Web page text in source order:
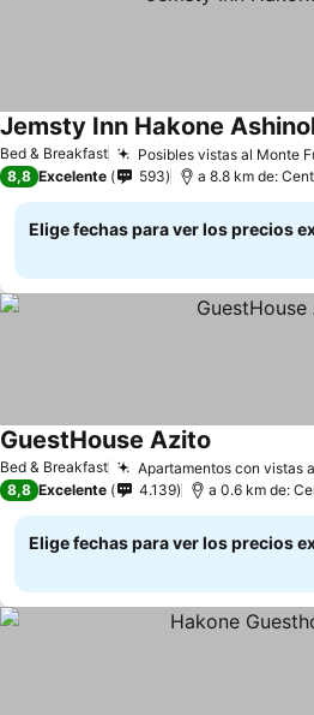
Bed & Breakfast Posibles vistas al Monte
Jemsty Inn Hakone
8,8 Excelente 593 a 8.8 km de:
Elige fechas para ver los precios
Bed & Breakfast Apartamentos con vistas
GuestHouse Azito
8,8 Excelente 4.139 a 0.6 km de:
Elige fechas para ver los precios